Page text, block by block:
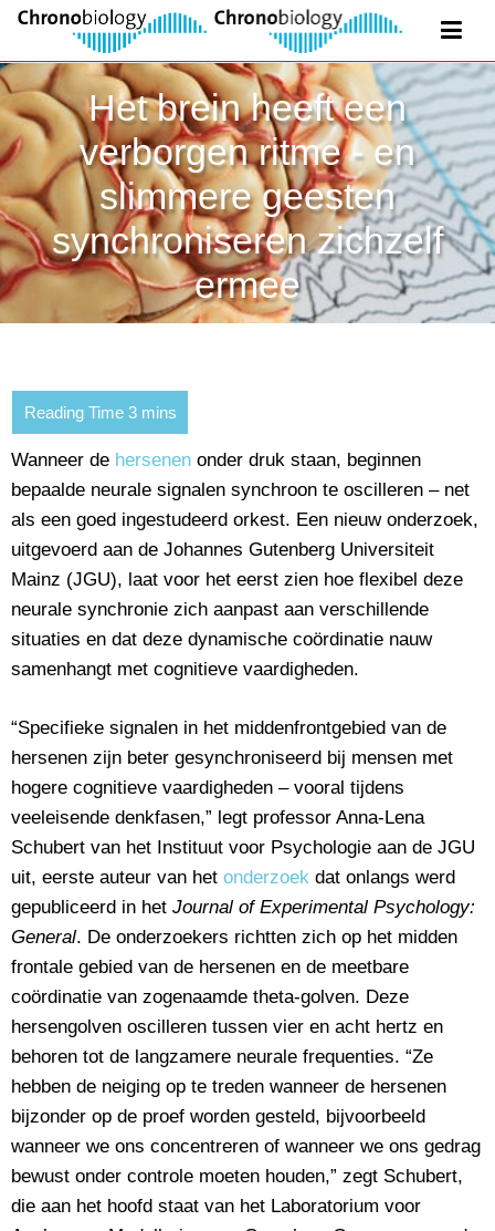
Het brein heeft een
verborgen ritme - en
slimmere geesten
synchroniseren zichzelf
ermee
Wanneer de hersenen onder druk staan, beginnen
bepaalde neurale signalen synchroon te oscilleren – net
als een goed ingestudeerd orkest. Een nieuw onderzoek,
uitgevoerd aan de Johannes Gutenberg Universiteit
Mainz (JGU), laat voor het eerst zien hoe flexibel deze
neurale synchronie zich aanpast aan verschillende
situaties en dat deze dynamische coördinatie nauw
samenhangt met cognitieve vaardigheden.
“Specifieke signalen in het middenfrontgebied van de
hersenen zijn beter gesynchroniseerd bij mensen met
hogere cognitieve vaardigheden – vooral tijdens
veeleisende denkfasen,” legt professor Anna-Lena
Schubert van het Instituut voor Psychologie aan de JGU
uit, eerste auteur van het onderzoek dat onlangs werd
gepubliceerd in het Journal of Experimental Psychology:
General. De onderzoekers richtten zich op het midden
frontale gebied van de hersenen en de meetbare
coördinatie van zogenaamde theta-golven. Deze
hersengolven oscilleren tussen vier en acht hertz en
behoren tot de langzamere neurale frequenties. “Ze
hebben de neiging op te treden wanneer de hersenen
bijzonder op de proef worden gesteld, bijvoorbeeld
wanneer we ons concentreren of wanneer we ons gedrag
bewust onder controle moeten houden,” zegt Schubert,
die aan het hoofd staat van het Laboratorium voor